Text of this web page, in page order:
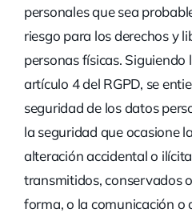
personales que sea
riesgo para los derechos y
personas físicas. Siguiendo
artículo 4 del RGPD, se
seguridad de los datos
la seguridad que ocasione
alteración accidental o
transmitidos, conservados
forma, o la comunicación o